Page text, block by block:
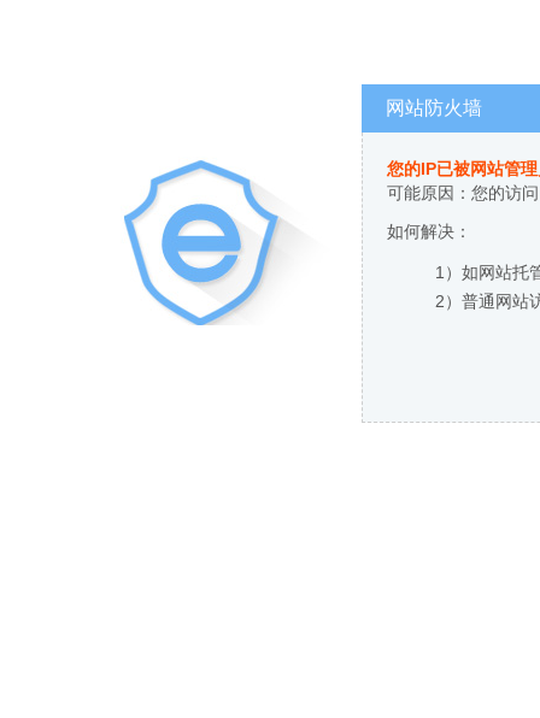
网站防火墙
您的IP已被网站管
可能原因：您的访
如何解决：
1）如网站托
2）普通网站